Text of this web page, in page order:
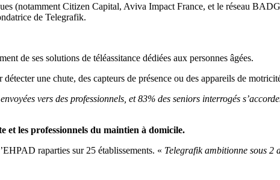
(notamment Citizen Capital, Aviva Impact France, et le réseau
de Telegrafik.
de ses solutions de téléassitance dédiées aux personnes âgées.
une chute, des capteurs de présence ou des appareils de
vers des professionnels, et 83% des seniors interrogés
et les professionnels du maintien à domicile.
raparties sur 25 établissements. « Telegrafik ambitionne sous 2